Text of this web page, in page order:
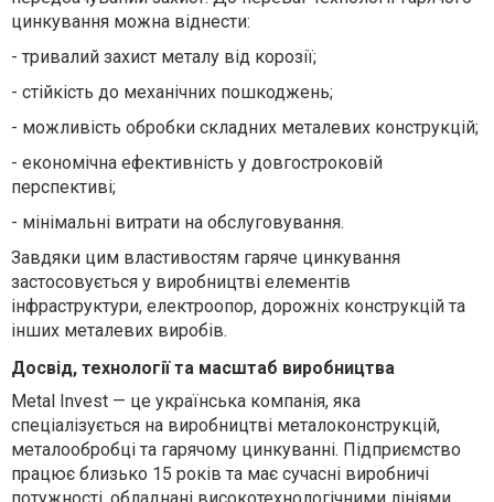
цинкування можна віднести:
- тривалий захист металу від корозії;
- стійкість до механічних пошкоджень;
- можливість обробки складних металевих конструкцій;
- економічна ефективність у довгостроковій
перспективі;
- мінімальні витрати на обслуговування.
Завдяки цим властивостям гаряче цинкування
застосовується у виробництві елементів
інфраструктури, електроопор, дорожніх конструкцій та
інших металевих виробів.
Досвід, технології та масштаб виробництва
Metal Invest — це українська компанія, яка
спеціалізується на виробництві металоконструкцій,
металообробці та гарячому цинкуванні. Підприємство
працює близько 15 років та має сучасні виробничі